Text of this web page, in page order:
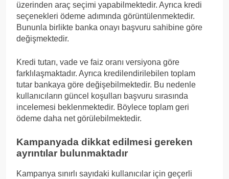
üzerinden araç seçimi yapabilmektedir. Ayrıca kredi
seçenekleri ödeme adımında görüntülenmektedir.
Bununla birlikte banka onayı başvuru sahibine göre
değişmektedir.
Kredi tutarı, vade ve faiz oranı versiyona göre
farklılaşmaktadır. Ayrıca kredilendirilebilen toplam
tutar bankaya göre değişebilmektedir. Bu nedenle
kullanıcıların güncel koşulları başvuru sırasında
incelemesi beklenmektedir. Böylece toplam geri
ödeme daha net görülebilmektedir.
Kampanyada dikkat edilmesi gereken
ayrıntılar bulunmaktadır
Kampanya sınırlı sayıdaki kullanıcılar için geçerli